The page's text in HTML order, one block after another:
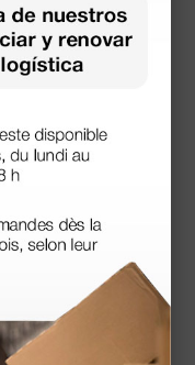
caro los portes y el